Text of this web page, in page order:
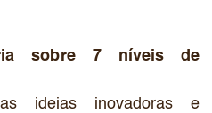
sobre 7 níveis de
ideias inovadoras e